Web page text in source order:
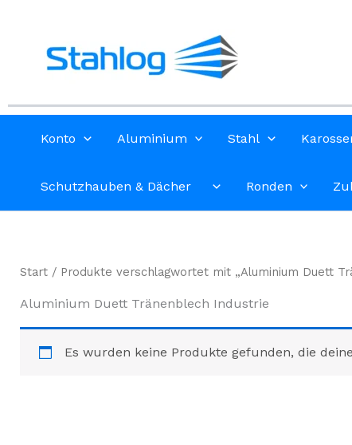
springen
Konto Aluminium Stahl
Schutzhauben & Dächer Ronden
Start / Produkte verschlagwortet mit „Aluminium Duett
Aluminium Duett Tränenblech Industrie
Es wurden keine Produkte gefunden, die